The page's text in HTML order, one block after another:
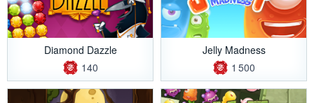
Diamond Dazzle
140
Jelly Madness
1 500